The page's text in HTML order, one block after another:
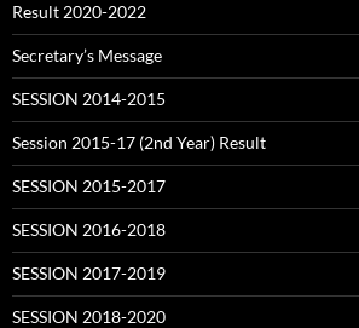
Result 2020-2022
Secretary’s Message
SESSION 2014-2015
Session 2015-17 (2nd Year) Result
SESSION 2015-2017
SESSION 2016-2018
SESSION 2017-2019
SESSION 2018-2020